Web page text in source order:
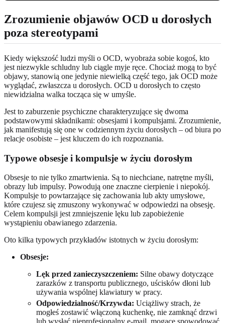
Zrozumienie objawów OCD u dorosłych
poza stereotypami
Kiedy większość ludzi myśli o OCD, wyobraża sobie kogoś, kto
jest niezwykle schludny lub ciągle myje ręce. Chociaż mogą to być
objawy, stanowią one jedynie niewielką część tego, jak OCD może
wyglądać, zwłaszcza u dorosłych. OCD u dorosłych to często
niewidzialna walka tocząca się w umyśle.
Jest to zaburzenie psychiczne charakteryzujące się dwoma
podstawowymi składnikami: obsesjami i kompulsjami. Zrozumienie,
jak manifestują się one w codziennym życiu dorosłych – od biura po
relacje osobiste – jest kluczem do ich rozpoznania.
Typowe obsesje i kompulsje w życiu dorosłym
Obsesje to nie tylko zmartwienia. Są to niechciane, natrętne myśli,
obrazy lub impulsy. Powodują one znaczne cierpienie i niepokój.
Kompulsje to powtarzające się zachowania lub akty umysłowe,
które czujesz się zmuszony wykonywać w odpowiedzi na obsesję.
Celem kompulsji jest zmniejszenie lęku lub zapobieżenie
wystąpieniu obawianego zdarzenia.
Oto kilka typowych przykładów istotnych w życiu dorosłym:
Obsesje:
Lęk przed zanieczyszczeniem: Silne obawy dotyczące
zarazków z transportu publicznego, uścisków dłoni lub
używania wspólnej klawiatury w pracy.
Odpowiedzialność/Krzywda: Uciążliwy strach, że
mogłeś zostawić włączoną kuchenkę, nie zamknąć drzwi